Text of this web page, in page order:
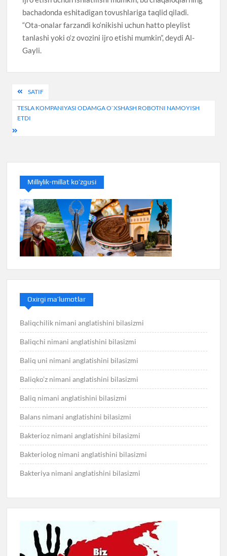
bachadonda eshitadigan tovushlariga taqlid qiladi.
“Ota-onalar farzandi ko‘nikishi uchun hatto pleylist
tanlashi yoki o‘z ovozini ijro etishi mumkin”, deydi Al-
Gayli.
Post
menyusi
SATIF
TESLA KOMPANIYASI ODAMGA O`XSHASH ROBOTNI NAMOYISH
ETDI
Milliylik-millat ko’zgusi
Oxirgi ma’lumotlar
Baliqchilik nimani anglatishini bilasizmi
Baliqchi nimani anglatishini bilasizmi
Baliq uni nimani anglatishini bilasizmi
Baliqko’z nimani anglatishini bilasizmi
Baliq nimani anglatishini bilasizmi
Balans nimani anglatishini bilasizmi
Bakterioz nimani anglatishini bilasizmi
Bakteriolog nimani anglatishini bilasizmi
Bakteriya nimani anglatishini bilasizmi